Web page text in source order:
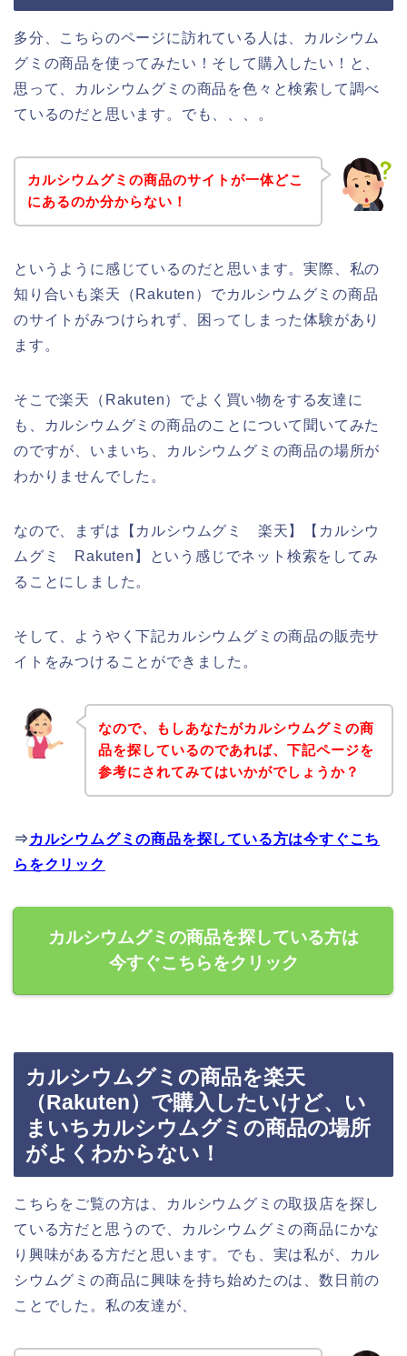
多分、こちらのページに訪れている人は、カルシウム
グミの商品を使ってみたい！そして購入したい！と、
思って、カルシウムグミの商品を色々と検索して調べ
ているのだと思います。でも、、、。
カルシウムグミの商品のサイトが一体どこ
にあるのか分からない！
というように感じているのだと思います。実際、私の
知り合いも楽天（Rakuten）でカルシウムグミの商品
のサイトがみつけられず、困ってしまった体験があり
ます。
そこで楽天（Rakuten）でよく買い物をする友達に
も、カルシウムグミの商品のことについて聞いてみた
のですが、いまいち、カルシウムグミの商品の場所が
わかりませんでした。
なので、まずは【カルシウムグミ 楽天】【カルシウ
ムグミ Rakuten】という感じでネット検索をしてみ
ることにしました。
そして、ようやく下記カルシウムグミの商品の販売サ
イトをみつけることができました。
なので、もしあなたがカルシウムグミの商
品を探しているのであれば、下記ページを
参考にされてみてはいかがでしょうか？
⇒ カルシウムグミの商品を探している方は今すぐこち
らをクリック
カルシウムグミの商品を探している方は
今すぐこちらをクリック
カルシウムグミの商品を楽天
（Rakuten）で購入したいけど、い
まいちカルシウムグミの商品の場所
がよくわからない！
こちらをご覧の方は、カルシウムグミの取扱店を探し
ている方だと思うので、カルシウムグミの商品にかな
り興味がある方だと思います。でも、実は私が、カル
シウムグミの商品に興味を持ち始めたのは、数日前の
ことでした。私の友達が、